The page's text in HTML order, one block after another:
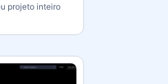
projeto inteiro